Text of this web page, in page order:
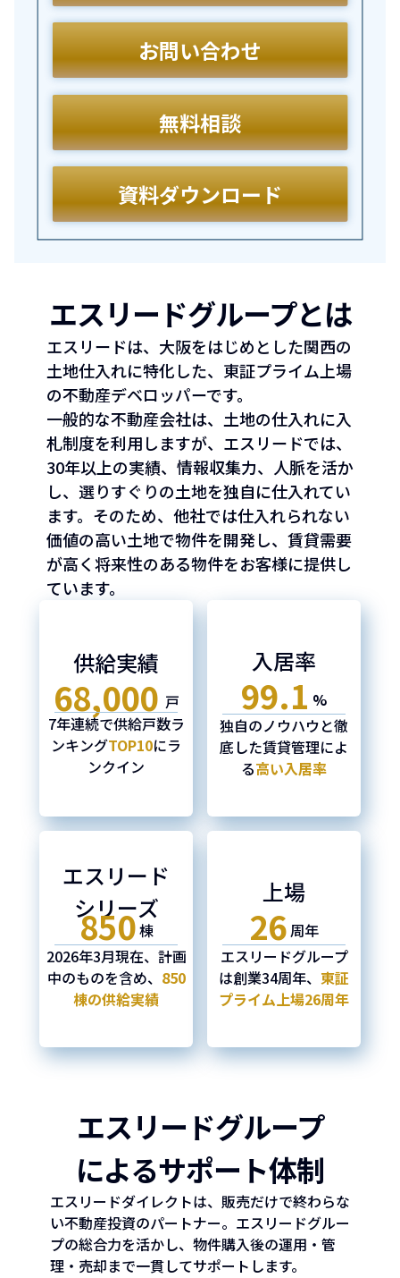
お問い合わせ
無料相談
資料ダウンロード
エスリードグループとは
エスリードは、大阪をはじめとした関西の
土地仕入れに特化した、東証プライム上場
の不動産デベロッパーです。
一般的な不動産会社は、土地の仕入れに入
札制度を利用しますが、エスリードでは、
30年以上の実績、 情報収集力、人脈を活か
し、選りすぐりの土地を独自に仕入れてい
ます。そのため、他社では仕入れられない
価値の高い土地で物件を開発し、賃貸需要
が高く将来性のある物件をお客様に提供し
ています。
供給実績
68,000 戸
7年連続で供給戸数ラ
ンキングTOP10にラ
ンクイン
入居率
99.1 %
独自のノウハウと徹
底した賃貸管理によ
る高い入居率
エスリード
シリーズ
850棟
2026年3月現在、 計画
中のものを含め、 850
棟の供給実績
上場
26周年
エスリードグループ
は創業34周年、 東証
プライム上場26周年
エスリードグループ
によるサポート体制
エスリードダイレクトは、販売だけで終わらな
い不動産投資のパートナー。エスリードグルー
プの総合力を活かし、物件購入後の運用・管
理・売却まで一貫してサポートします。